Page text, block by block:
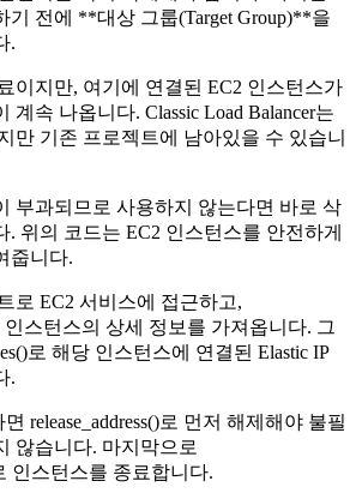
기 전에 **대상 그룹(Target Group)**을
.
이지만, 여기에 연결된 EC2 인스턴스가
계속 나옵니다. Classic Load Balancer는
만 기존 프로젝트에 남아있을 수 있습니
부과되므로 사용하지 않는다면 바로 삭
. 위의 코드는 EC2 인스턴스를 안전하게
줍니다.
로 EC2 서비스에 접근하고,
인스턴스의 상세 정보를 가져옵니다. 그
로 해당 인스턴스에 연결된 Elastic IP
.
release_address()로 먼저 해제해야 불필
않습니다. 마지막으로
인스턴스를 종료합니다.